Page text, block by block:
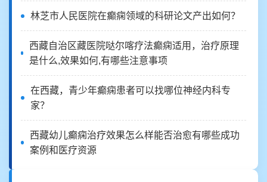
林芝市人民医院在癫痫领域的科研论文产出如何？
西藏自治区藏医院哒尔喀疗法癫痫适用，治疗原理
是什么,效果如何,有哪些注意事项
在西藏，青少年癫痫患者可以找哪位神经内科专
家？
西藏幼儿癫痫治疗效果怎么样能否治愈有哪些成功
案例和医疗资源